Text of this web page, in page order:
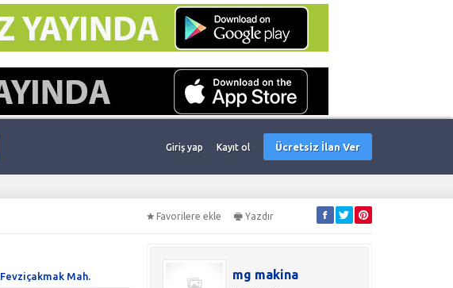
Giriş yap Kayıt ol Ücretsiz İlan Ver
Favorilere ekle Yazdır
Fevziçakmak Mah. mg makina